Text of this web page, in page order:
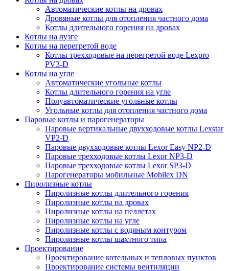
Автоматические котлы на дровах
Дровяные котлы для отопления частного дома
Котлы длительного горения на дровах
Котлы на лузге
Котлы на перегретой воде
Котлы трехходовые на перегретой воде Lexpro
PV3-D
Котлы на угле
Автоматические угольные котлы
Котлы длительного горения на угле
Полуавтоматические угольные котлы
Угольные котлы для отопления частного дома
Паровые котлы и парогенераторы
Паровые вертикальные двухходовые котлы Lexstar
VP2-D
Паровые двухходовые котлы Lexor Easy NP2-D
Паровые трехходовые котлы Lexor NP3-D
Паровые трехходовые котлы Lexor SP3-D
Парогенераторы мобильные Mobilex DN
Пиролизные котлы
Пиролизные котлы длительного горения
Пиролизные котлы на дровах
Пиролизные котлы на пеллетах
Пиролизные котлы на угле
Пиролизные котлы с водяным контуром
Пиролизные котлы шахтного типа
Проектирование
Проектирование котельных и тепловых пунктов
Проектирование системы вентиляции